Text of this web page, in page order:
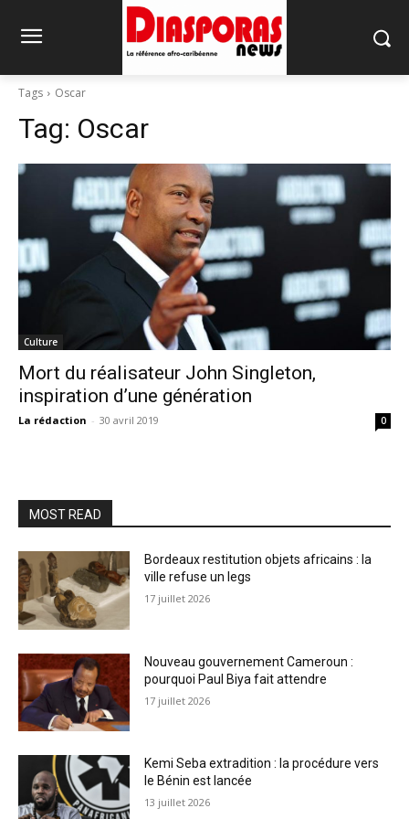
Tags Oscar
Tag: Oscar
Culture
Mort du réalisateur John Singleton,
inspiration d’une génération
La rédaction - 30 avril 2019 0
MOST READ
Bordeaux restitution objets africains : la
ville refuse un legs
17 juillet 2026
Nouveau gouvernement Cameroun :
pourquoi Paul Biya fait attendre
17 juillet 2026
Kemi Seba extradition : la procédure vers
le Bénin est lancée
13 juillet 2026